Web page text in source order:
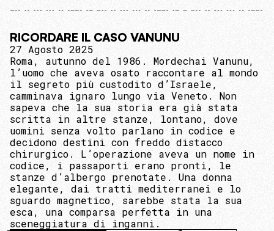
RICORDARE IL CASO VANUNU
27 Agosto 2025
Roma, autunno del 1986. Mordechai Vanunu,
l’uomo che aveva osato raccontare al mondo
il segreto più custodito d’Israele,
camminava ignaro lungo via Veneto. Non
sapeva che la sua storia era già stata
scritta in altre stanze, lontano, dove
uomini senza volto parlano in codice e
decidono destini con freddo distacco
chirurgico. L’operazione aveva un nome in
codice, i passaporti erano pronti, le
stanze d’albergo prenotate. Una donna
elegante, dai tratti mediterranei e lo
sguardo magnetico, sarebbe stata la sua
esca, una comparsa perfetta in una
sceneggiatura di inganni.